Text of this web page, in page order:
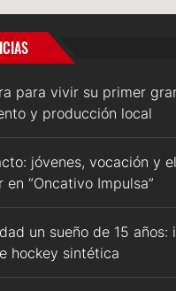
para vivir su primer
y producción local
jóvenes, vocación y
“Oncativo Impulsa”
un sueño de 15 años:
hockey sintética